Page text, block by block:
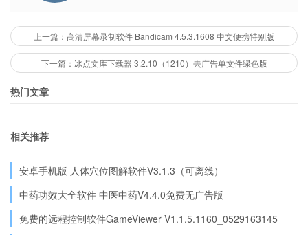
上一篇：高清屏幕录制软件 Bandicam 4.5.3.1608 中文便携特别版
下一篇：冰点文库下载器 3.2.10（1210）去广告单文件绿色版
热门文章
相关推荐
安卓手机版 人体穴位图解软件V3.1.3（可离线）
中药功效大全软件 中医中药V4.4.0免费无广告版
免费的远程控制软件GameViewer V1.1.5.1160_0529163145